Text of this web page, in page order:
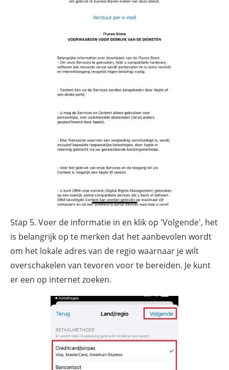
Stap 5. Voer de informatie in en klik op 'Volgende', het
is belangrijk op te merken dat het aanbevolen wordt
om het lokale adres van de regio waarnaar je wilt
overschakelen van tevoren voor te bereiden. Je kunt
er een op internet zoeken.